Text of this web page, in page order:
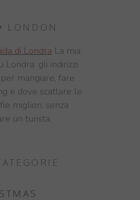
LONDON
La mia
Londra: gli indirizzi
mangiare, fare
e dove scattare le
migliori, senza
un turista,